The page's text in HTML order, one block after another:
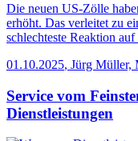
Die neuen US-Zölle
erhöht. Das verleitet zu
schlechteste Reaktion
01.10.2025, Jürg Müller,
Service vom
Dienstleistungen